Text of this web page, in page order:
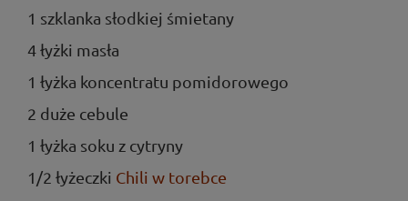
1 szklanka słodkiej śmietany
4 łyżki masła
1 łyżka koncentratu pomidorowego
2 duże cebule
1 łyżka soku z cytryny
1/2 łyżeczki Chili w torebce